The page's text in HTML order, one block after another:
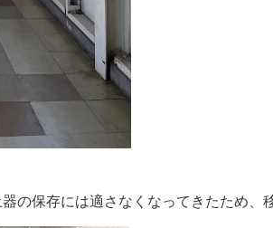
の保存には適さなくなってきたため、